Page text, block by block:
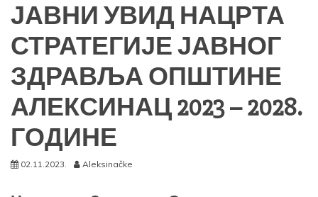
ЈАВНИ УВИД НАЦРТА
СТРАТЕГИЈЕ ЈАВНОГ
ЗДРАВЉА ОПШТИНЕ
АЛЕКСИНАЦ 2023 – 2028.
ГОДИНЕ
02.11.2023. Aleksinačke